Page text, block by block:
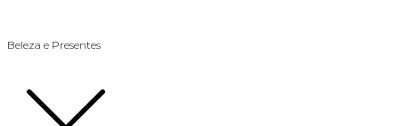
Beleza e Presentes